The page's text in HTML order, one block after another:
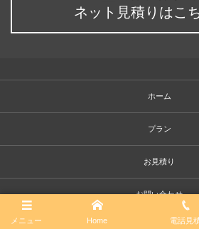
ネット見積りはこ
ホーム
プラン
お見積り
お問い合わせ
お引越しガイド
メニュー Home 電話見